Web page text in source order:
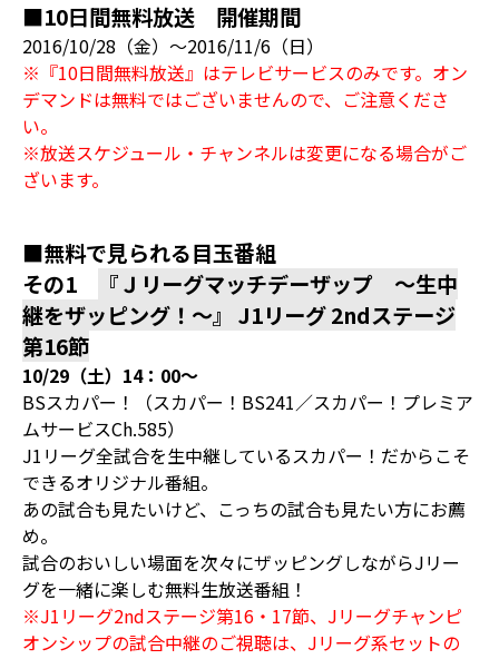
■10日間無料放送 開催期間
2016/10/28（金）～2016/11/6（日）
※『10日間無料放送』はテレビサービスのみです。オン
デマンドは無料ではございませんので、ご注意くださ
い。
※放送スケジュール・チャンネルは変更になる場合がご
ざいます。
■無料で見られる目玉番組
その1
『Ｊリーグマッチデーザップ ～生中
継をザッピング！～』 J1リーグ 2ndステージ
第16節
10/29（土）14：00～
BSスカパー！（スカパー！BS241／スカパー！プレミア
ムサービスCh.585）
J1リーグ全試合を生中継しているスカパー！だからこそ
できるオリジナル番組。
あの試合も見たいけど、こっちの試合も見たい方にお薦
め。
試合のおいしい場面を次々にザッピングしながらJリー
グを一緒に楽しむ無料生放送番組！
※J1リーグ2ndステージ第16・17節、Jリーグチャンピ
オンシップの試合中継のご視聴は、Jリーグ系セットの